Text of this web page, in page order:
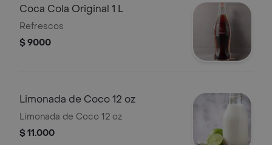
Coca Cola Original 1 L
Refrescos
$ 9000
Limonada de Coco 12 oz
Limonada de Coco 12 oz
$ 11.000